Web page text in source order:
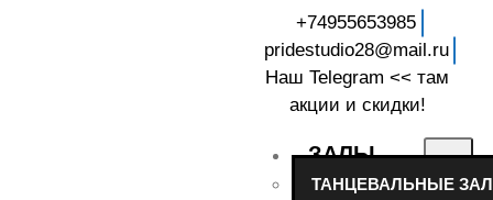
+74955653985
pridestudio28@mail.ru
Наш Telegram << там
акции и скидки!
ЗАЛЫ
ТАНЦЕВАЛЬНЫЕ